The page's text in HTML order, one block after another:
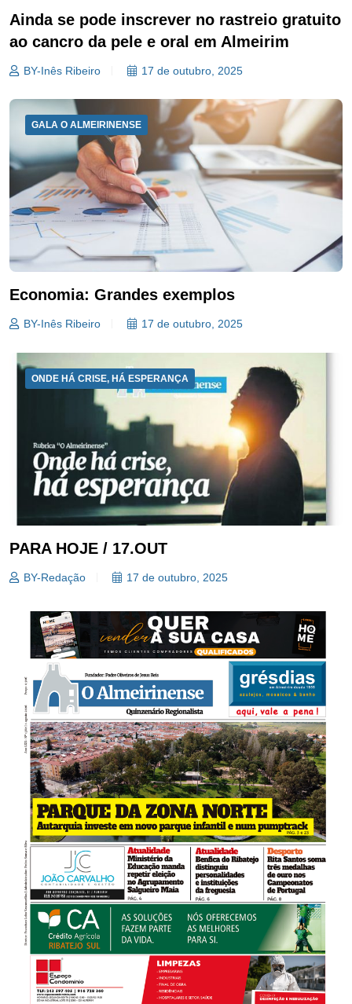
Ainda se pode inscrever no rastreio gratuito
ao cancro da pele e oral em Almeirim
BY-Inês Ribeiro 17 de outubro, 2025
GALA O ALMEIRINENSE
Economia: Grandes exemplos
BY-Inês Ribeiro 17 de outubro, 2025
ONDE HÁ CRISE, HÁ ESPERANÇA
PARA HOJE / 17.OUT
BY-Redação 17 de outubro, 2025